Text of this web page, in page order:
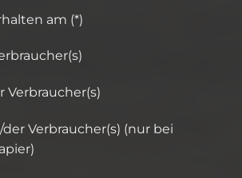
am (*)
Verbraucher(s)
Verbraucher(s) (nur bei